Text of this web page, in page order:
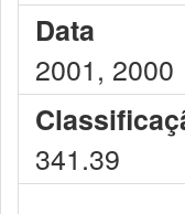
Data
2001, 2000
341.39